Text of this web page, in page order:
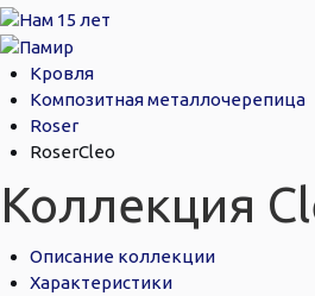
Кровля
Композитная металлочерепица
Roser
RoserCleo
Коллекция
Описание коллекции
Характеристики